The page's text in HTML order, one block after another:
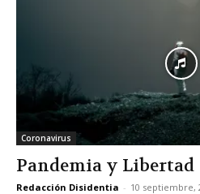
Coronavirus
Pandemia y Libertad
Redacción Disidentia - 10 septiembre,